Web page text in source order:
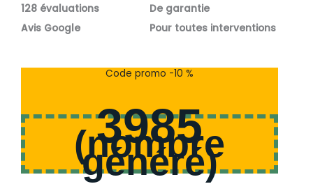
o
s
128 évaluations
Avis Google
o
s
De garantie
Pour toutes interventions
Code promo -10 %
3985
(nombre
généré)